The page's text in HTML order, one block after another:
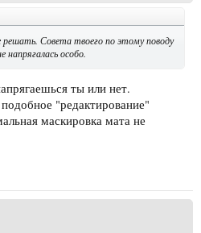
Совета твоего по этому поводу
напрягалась особо.
ты или нет.
"редактирование"
маскировка мата не